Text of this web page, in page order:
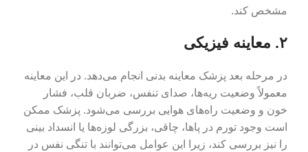
مشخص کند.
۲. معاینه فیزیکی
در مرحله بعد پزشک معاینه بدنی انجام می‌دهد. در این معاینه
معمولاً وضعیت ریه‌ها، صدای تنفس، ضربان قلب، فشار
خون و وضعیت راه‌های هوایی بررسی می‌شود. پزشک ممکن
است وجود تورم در پاها، چاقی، بزرگی لوزه‌ها یا انسداد بینی
را نیز بررسی کند، زیرا این عوامل می‌توانند با تنگی نفس در